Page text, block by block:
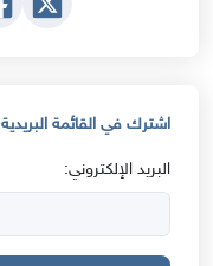
اشترك في القائمة البريدية
البريد الإلكتروني: